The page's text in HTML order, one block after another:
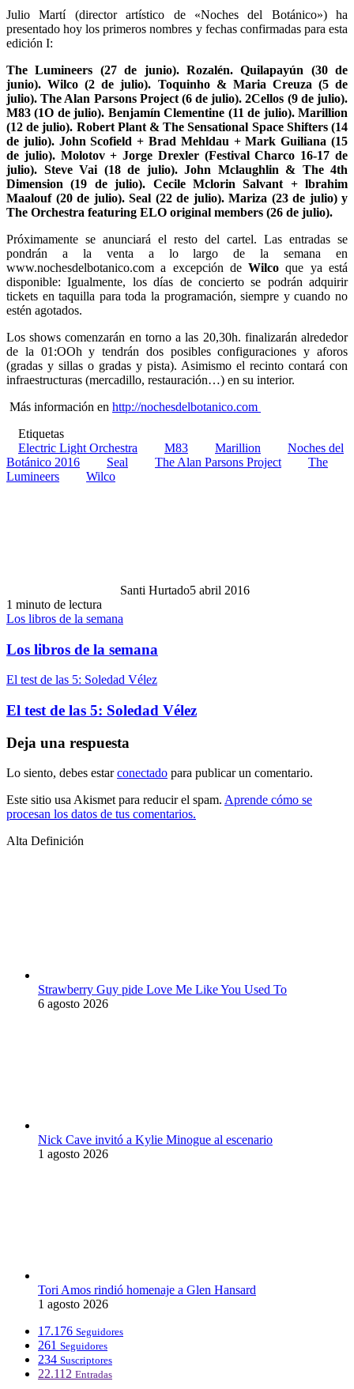
Julio Martí (director artístico de «Noches del Botánico») ha
presentado hoy los primeros nombres y fechas confirmadas para esta
edición I:
The Lumineers (27 de junio). Rozalén. Quilapayún (30 de
junio). Wilco (2 de julio). Toquinho & Maria Creuza (5 de
julio). The Alan Parsons Project (6 de julio). 2Cellos (9 de julio).
M83 (1O de julio). Benjamín Clementine (11 de julio). Marillion
(12 de julio). Robert Plant & The Sensational Space Shifters (14
de julio). John Scofield + Brad Mehldau + Mark Guiliana (15
de julio). Molotov + Jorge Drexler (Festival Charco 16-17 de
julio). Steve Vai (18 de julio). John Mclaughlin & The 4th
Dimension (19 de julio). Cecile Mclorin Salvant + lbrahim
Maalouf (20 de julio). Seal (22 de julio). Mariza (23 de julio) y
The Orchestra featuring ELO original members (26 de julio).
Próximamente se anunciará el resto del cartel. Las entradas se
pondrán a la venta a lo largo de la semana en
www.nochesdelbotanico.com a excepción deWilco que ya está
disponible: Igualmente, los días de concierto se podrán adquirir
tickets en taquilla para toda la programación, siempre y cuando no
estén agotados.
Los shows comenzarán en torno a las 20,30h. finalizarán alrededor
de la 01:OOh y tendrán dos posibles configuraciones y aforos
(gradas y sillas o gradas y pista). Asimismo el recinto contará con
infraestructuras (mercadillo, restauración…) en su interior.
Más información en http://nochesdelbotanico.com
Etiquetas
Electric Light Orchestra
M83 Marillion
Noches del
Botánico 2016
Seal The Alan Parsons Project
The
Lumineers
Wilco
Santi Hurtado5 abril 2016
1 minuto de lectura
Los libros de la semana
Los libros de la semana
El test de las 5: Soledad Vélez
El test de las 5: Soledad Vélez
Deja una respuesta
Lo siento, debes estarconectado para publicar un comentario.
Este sitio usa Akismet para reducir el spam. Aprende cómo se
procesan los datos de tus comentarios.
Alta Definición
Strawberry Guy pide Love Me Like You Used To
6 agosto 2026
Nick Cave invitó a Kylie Minogue al escenario
1 agosto 2026
Tori Amos rindió homenaje a Glen Hansard
1 agosto 2026
17.176 Seguidores
261 Seguidores
234 Suscriptores
22.112 Entradas